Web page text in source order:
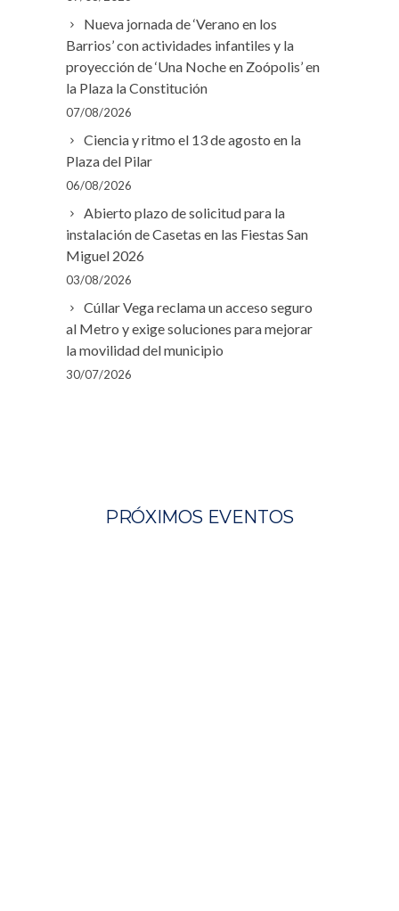
Nueva jornada de ‘Verano en los
Barrios’ con actividades infantiles y la
proyección de ‘Una Noche en Zoópolis’ en
la Plaza la Constitución
07/08/2026
Ciencia y ritmo el 13 de agosto en la
Plaza del Pilar
06/08/2026
Abierto plazo de solicitud para la
instalación de Casetas en las Fiestas San
Miguel 2026
03/08/2026
Cúllar Vega reclama un acceso seguro
al Metro y exige soluciones para mejorar
la movilidad del municipio
30/07/2026
PRÓXIMOS EVENTOS